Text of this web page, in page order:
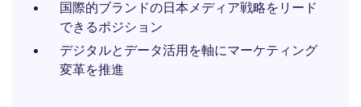
国際的ブランドの日本メディア戦略をリード
できるポジション
デジタルとデータ活用を軸にマーケティング
変革を推進